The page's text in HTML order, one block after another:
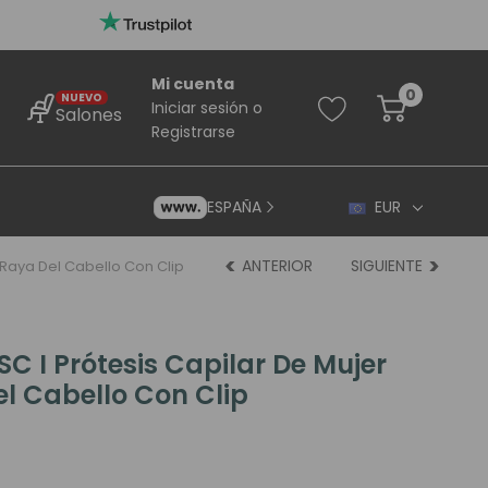
NUEVO
Salones
Mi cuenta
Iniciar sesión o
Registrarse
0
Principiantes
ESPAÑA EUR
Del Cabello Con Clip ANTERIOR SIGUIENTE
I Prótesis Capilar De Mujer
Cabello Con Clip